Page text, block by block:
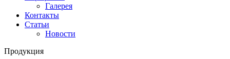
Галерея
Контакты
Статьи
Новости
Продукция